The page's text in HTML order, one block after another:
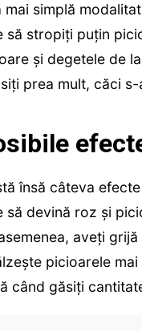
mai simplă
să stropiți puțin
și degetele de
prea mult, căci
însă câteva
să devină roz și
aveți
picioarele
când găsiți